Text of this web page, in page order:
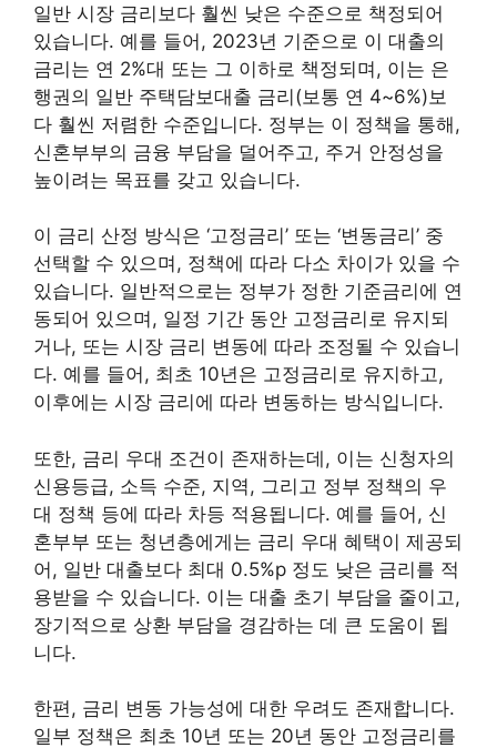
일반 시장 금리보다 훨씬 낮은 수준으로 책정되어
있습니다. 예를 들어, 2023년 기준으로 이 대출의
금리는 연 2%대 또는 그 이하로 책정되며, 이는 은
행권의 일반 주택담보대출 금리(보통 연 4~6%)보
다 훨씬 저렴한 수준입니다. 정부는 이 정책을 통해,
신혼부부의 금융 부담을 덜어주고, 주거 안정성을
높이려는 목표를 갖고 있습니다.
이 금리 산정 방식은 ‘고정금리’ 또는 ‘변동금리’ 중
선택할 수 있으며, 정책에 따라 다소 차이가 있을 수
있습니다. 일반적으로는 정부가 정한 기준금리에 연
동되어 있으며, 일정 기간 동안 고정금리로 유지되
거나, 또는 시장 금리 변동에 따라 조정될 수 있습니
다. 예를 들어, 최초 10년은 고정금리로 유지하고,
이후에는 시장 금리에 따라 변동하는 방식입니다.
또한, 금리 우대 조건이 존재하는데, 이는 신청자의
신용등급, 소득 수준, 지역, 그리고 정부 정책의 우
대 정책 등에 따라 차등 적용됩니다. 예를 들어, 신
혼부부 또는 청년층에게는 금리 우대 혜택이 제공되
어, 일반 대출보다 최대 0.5%p 정도 낮은 금리를 적
용받을 수 있습니다. 이는 대출 초기 부담을 줄이고,
장기적으로 상환 부담을 경감하는 데 큰 도움이 됩
니다.
한편, 금리 변동 가능성에 대한 우려도 존재합니다.
일부 정책은 최초 10년 또는 20년 동안 고정금리를